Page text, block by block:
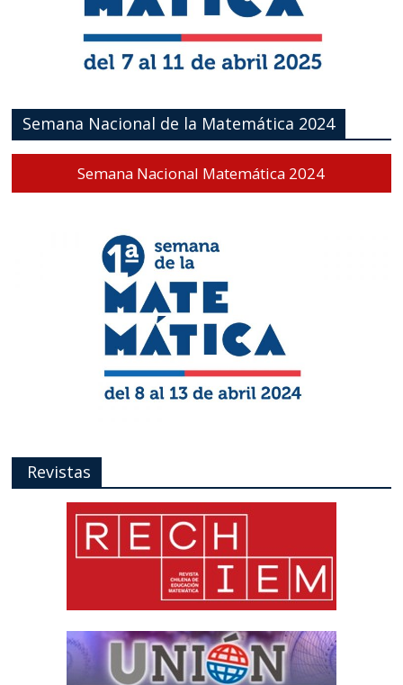
Semana Nacional de la Matemática 2024
Semana Nacional Matemática 2024
Revistas